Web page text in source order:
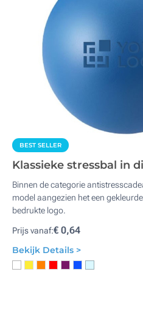
BEST SELLER
Klassieke stressbal in
Binnen de categorie
model aangezien het een
bedrukte logo.
Prijs vanaf:€ 0,64
Bekijk Details >